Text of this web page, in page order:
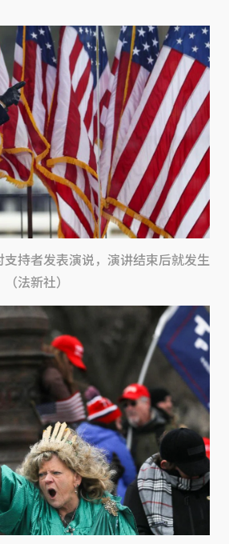
持者发表演说，演讲结束后就发生
法新社）